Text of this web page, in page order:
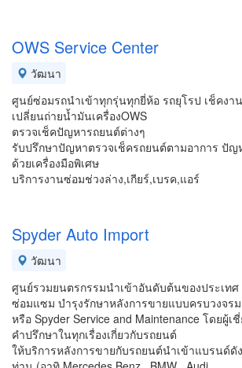
OWS Service Center
วัฒนา
ศูนย์ซ่อมรถนำเข้าทุกรุ่นทุกยี่ห้อ รถยุโรป เช็คงา
เปลี่ยนถ่ายน้ำมันเครื่องOWS
ตรวจเช็คปัญหารถยนต์ต่างๆ
รับปรึกษาปัญหาตรวจเช็ครถยนต์ตามอาการ ปั
ด้วยเครื่องมือพิเศษ
บริการงานซ่อมช่วงล่าง,เกียร์,เบรค,แอร์
Spyder Auto Import
วัฒนา
ศูนย์รวมยนตรกรรมนำเข้าอันดับต้นของประเทศ
ซ่อมแซม บำรุงรักษาหลังการขายแบบครบวงจร
หรือ Spyder Service and Maintenance โดยผู้
คำปรึกษาในทุกเรื่องเกี่ยวกับรถยนต์
ให้บริการหลังการขายกับรถยนต์นำเข้าแบรนด์ดั